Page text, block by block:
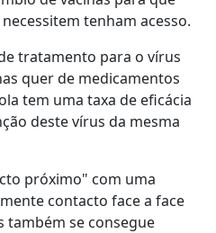
tenham acesso.
tratamento para o vírus
quer de medicamentos
tem uma taxa de eficácia
deste vírus da mesma
próximo" com uma
contacto face a face
também se consegue